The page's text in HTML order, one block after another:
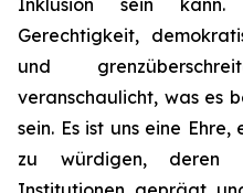
Inklusion sein
Gerechtigkeit,
und
veranschaulicht, was es
sein. Es ist uns eine
zu würdigen, deren